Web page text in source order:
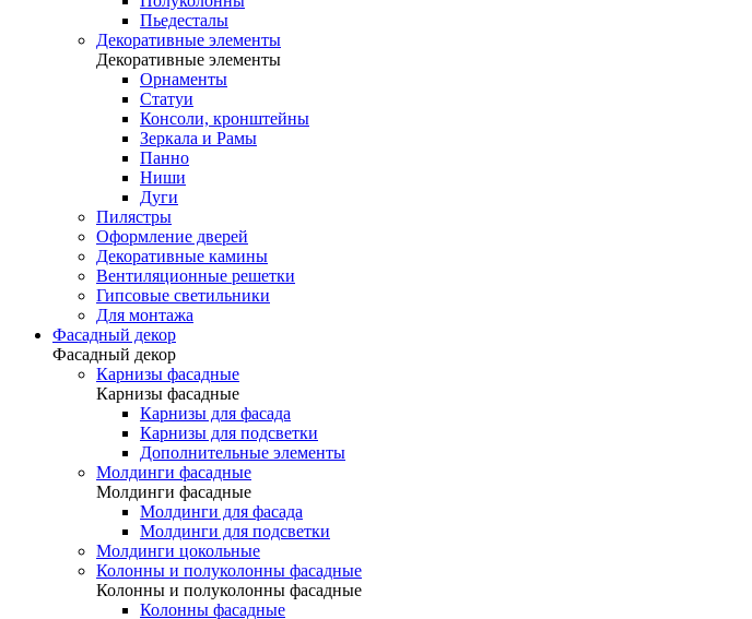
Пьедесталы
Декоративные элементы
Декоративные элементы
Орнаменты
Статуи
Консоли, кронштейны
Зеркала и Рамы
Панно
Ниши
Дуги
Пилястры
Оформление дверей
Декоративные камины
Вентиляционные решетки
Гипсовые светильники
Для монтажа
Фасадный декор
Фасадный декор
Карнизы фасадные
Карнизы фасадные
Карнизы для фасада
Карнизы для подсветки
Дополнительные элементы
Молдинги фасадные
Молдинги фасадные
Молдинги для фасада
Молдинги для подсветки
Молдинги цокольные
Колонны и полуколонны фасадные
Колонны и полуколонны фасадные
Колонны фасадные